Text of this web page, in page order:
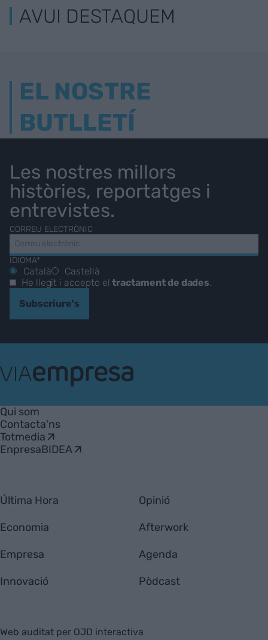
AVUI DESTAQUEM
EL NOSTRE
BUTLLETÍ
Les nostres millors
històries, reportatges i
entrevistes.
CORREU ELECTRÒNIC
IDIOMA*
Català
Castellà
He llegit i accepto eltractament de dades
Subscriure's
Empresa
Qui som
Contacta'ns
Totmedia
EnpresaBIDEA
Última Hora
Economia
Empresa
Innovació
Opinió
Afterwork
Agenda
Pòdcast
Web auditat per OJD interactiva